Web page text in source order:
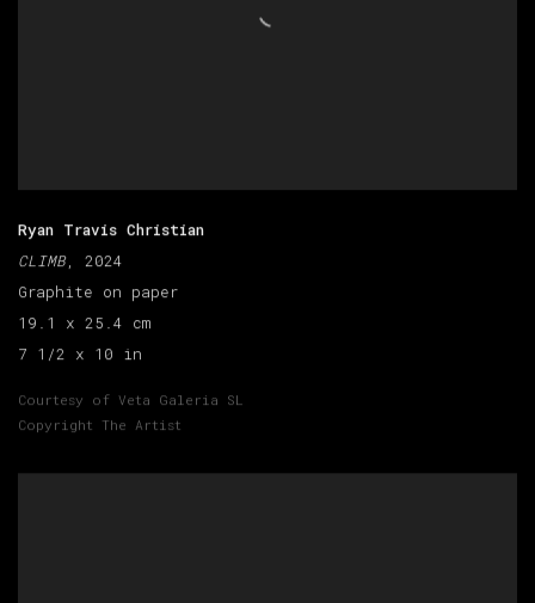
Ryan Travis Christian
CLIMB, 2024
Graphite on paper
19.1 x 25.4 cm
7 1/2 x 10 in
Courtesy of Veta Galeria SL
Copyright The Artist